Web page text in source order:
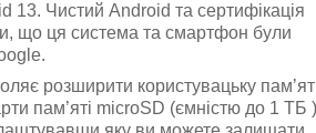
13. Чистий Android та сертифікація
що ця система та смартфон були
розширити користувацьку
пам’яті microSD (ємністю до 1 ТБ